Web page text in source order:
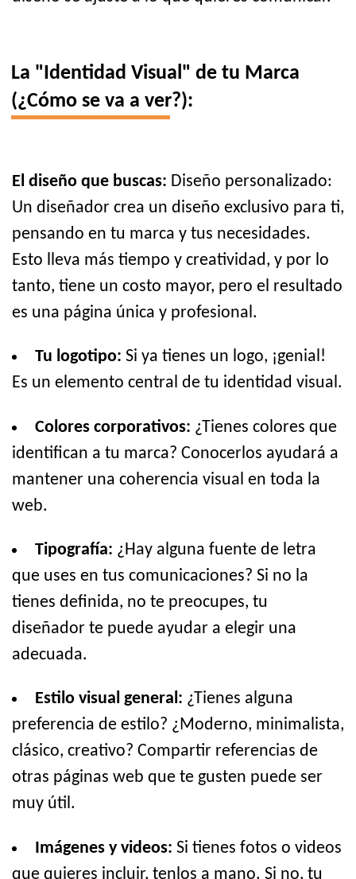
La "Identidad Visual" de tu Marca
(¿Cómo se va a ver?):
El diseño que buscas: Diseño personalizado:
Un diseñador crea un diseño exclusivo para ti,
pensando en tu marca y tus necesidades.
Esto lleva más tiempo y creatividad, y por lo
tanto, tiene un costo mayor, pero el resultado
es una página única y profesional.
Tu logotipo: Si ya tienes un logo, ¡genial!
Es un elemento central de tu identidad visual.
Colores corporativos: ¿Tienes colores que
identifican a tu marca? Conocerlos ayudará a
mantener una coherencia visual en toda la
web.
Tipografía: ¿Hay alguna fuente de letra
que uses en tus comunicaciones? Si no la
tienes definida, no te preocupes, tu
diseñador te puede ayudar a elegir una
adecuada.
Estilo visual general: ¿Tienes alguna
preferencia de estilo? ¿Moderno, minimalista,
clásico, creativo? Compartir referencias de
otras páginas web que te gusten puede ser
muy útil.
Imágenes y videos: Si tienes fotos o videos
que quieres incluir, tenlos a mano. Si no, tu